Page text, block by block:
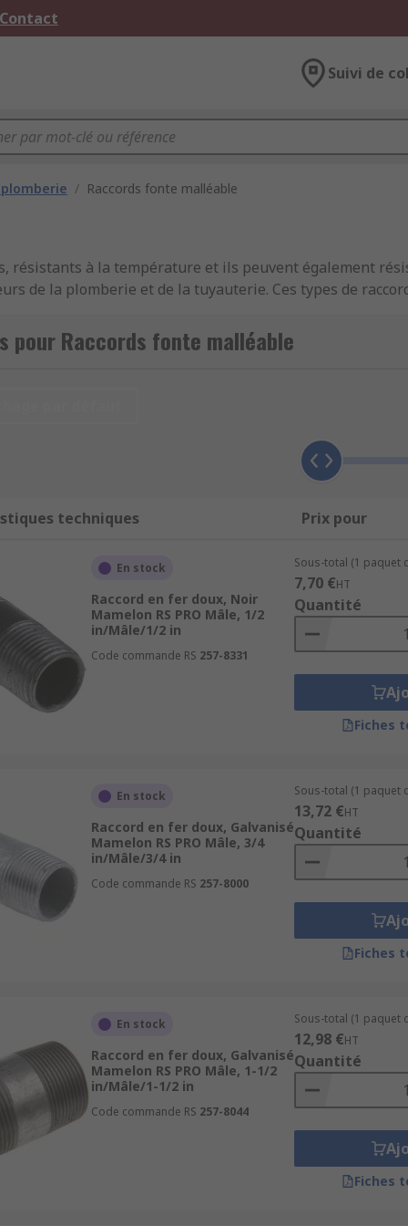
Suivi de
/ Raccords fonte malléable
résistants à la température et ils peuvent également
de la plomberie et de la tuyauterie. Ces types de
tuyaux en fer malléable, y compris la résistance aux
différents disponibles en fonction de l'application. Les
Parmi ces raccords se trouvent :
gicleurs
et la fonte ?
façonner, ce qui le rend facile à fabriquer. La fonte est
pour Raccords fonte malléable
techniques Prix pour
En stock
Raccord en fer doux, Noir
Mamelon RS PRO Mâle, 1/2
in/Mâle/1/2 in
Code commande RS 257-8331
Sous-total (1 paquet
7,70 €HT
Quantité
Fiches
En stock
Raccord en fer doux, Galvanisé
Mamelon RS PRO Mâle, 3/4
in/Mâle/3/4 in
Code commande RS 257-8000
Sous-total (1 paquet
13,72 €HT
Quantité
Fiches
En stock
Raccord en fer doux, Galvanisé
Mamelon RS PRO Mâle, 1-1/2
in/Mâle/1-1/2 in
Code commande RS 257-8044
Sous-total (1 paquet
12,98 €HT
Quantité
Fiches